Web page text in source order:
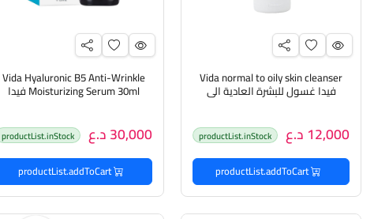
Vida normal to oily skin cleanser
فيدا غسول للبشرة العادية الى
12,000 د.ع productList.inStock
productList.addToCart
Vida Hyaluronic B5 Anti-Wrinkle
Moisturizing Serum 30ml فيدا
30,000 د.ع productList.inStock
productList.addToCart